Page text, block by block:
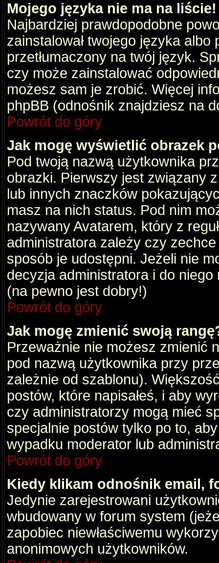
Mojego języka nie ma na liście!
Najbardziej prawdopodobne
zainstalował twojego języka albo
przetłumaczony na twój język.
czy może zainstalować
możesz sam je zrobić. Więcej
phpBB (odnośnik znajdziesz na
Powrót do góry
Jak mogę wyświetlić obrazek
Pod twoją nazwą użytkownika
obrazki. Pierwszy jest związany
lub innych znaczków
masz na nich status. Pod nim
nazywany Avatarem, który z
administratora zależy czy
sposób je udostępni. Jeżeli nie
decyzja administratora i do
(na pewno jest dobry!)
Powrót do góry
Jak mogę zmienić swoją
Przeważnie nie możesz zmienić
pod nazwą użytkownika przy
zależnie od szablonu).
postów, które napisałeś, i aby
czy administratorzy mogą mieć
specjalnie postów tylko po to,
wypadku moderator lub
Powrót do góry
Kiedy klikam odnośnik email,
Jedynie zarejestrowani
wbudowany w forum system
zapobiec niewłaściwemu
anonimowych użytkowników.